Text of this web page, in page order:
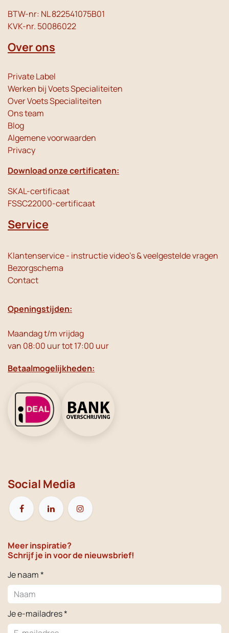
BTW-nr: NL 822541075B01
KVK-nr. 50086022
Over ons
Private Label
Werken bij Voets Specialiteiten
Over Voets Specialiteiten
Ons team
Blog
Algemene voorwaarden
Privacy
Download onze certificaten:
SKAL-certificaat
FSSC22000-certificaat
Service
Klantenservice - instructie video's & veelgestelde vragen
Bezorgschema
Contact
Openingstijden:
Maandag t/m vrijdag
van 08:00 uur tot 17:00 uur
Betaalmogelijkheden:
Social Media
Meer inspiratie?
Schrijf je in voor de nieuwsbrief!
Je naam *
Je e-mailadres *